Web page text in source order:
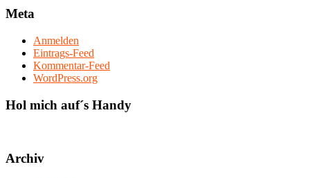
Meta
Anmelden
Eintrags-Feed
Kommentar-Feed
WordPress.org
Hol mich auf´s Handy
Archiv